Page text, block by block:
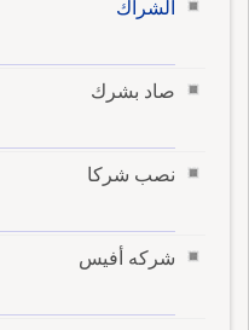
الشراك
صاد بشرك
نصب شركا
شركه أفيس